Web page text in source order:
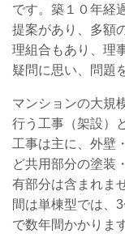
です。築１０年経
提案があり、多額
理組合もあり、理
疑問に思い、問題
マンションの大規
行う工事（架設）
工事は主に、外壁
ど共用部分の塗装
有部分は含まれま
間は単棟型では、
で数年間かかりま